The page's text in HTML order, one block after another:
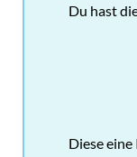
Du hast
Diese eine